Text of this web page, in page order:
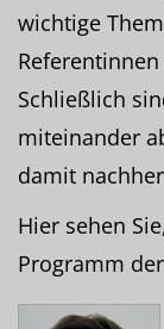
wichtige
Schließlich
miteinander
damit
Hier sehen
Programm